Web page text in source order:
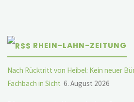
RHEIN-LAHN-ZEITUNG
Nach Rücktritt von Heibel: Kein neuer
Fachbach in Sicht 6. August 2026